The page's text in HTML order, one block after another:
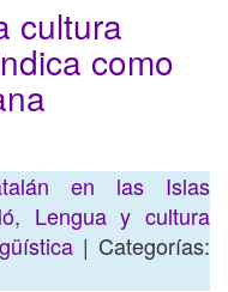
cultura
como
en las Islas
, Lengua y cultura
| Categorías: